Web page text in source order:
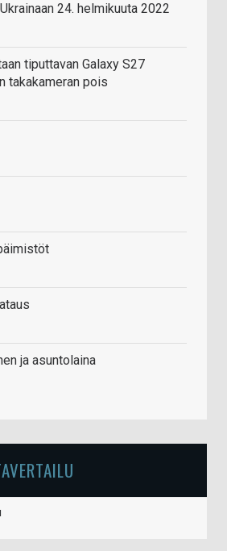
24. helmikuuta 2022
tiputtavan Galaxy S27
takakameran pois
ja asuntolaina